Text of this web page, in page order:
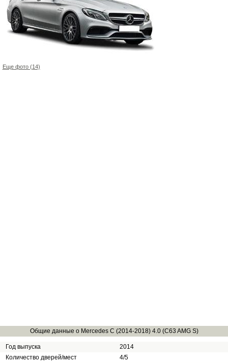
Еще фото (14)
Общие данные о Mercedes C (2014-2018) 4.0 (C63 AMG S)
Год выпуска
2014
Количество дверей/мест
4/5